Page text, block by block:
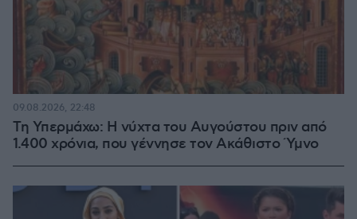
Τη Υπερμάχω: Η νύχτα του Αυγούστου πριν από
1.400 χρόνια, που γέννησε τον Ακάθιστο Ύμνο
09.08.2026, 22:48